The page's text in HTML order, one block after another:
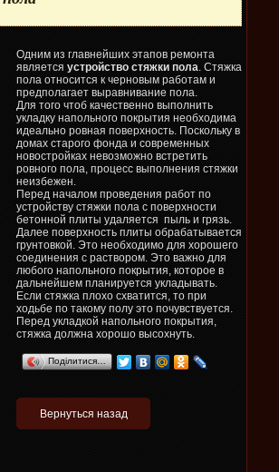
Одним из главнейших этапов ремонта
является устройство стяжки пола. Стяжка
пола относится к черновым работам и
предполагает выравнивание пола.
Для того чтоб качественно выполнить
укладку напольного покрытия необходима
идеально ровная поверхность. Поскольку в
домах старого фонда и современных
новостройках невозможно встретить
ровного пола, процесс выполнения стяжки
неизбежен.
Перед началом проведения работ по
устройству стяжки пола с поверхности
бетонной плиты удаляется пыль и грязь.
Далее поверхность плиты обрабатывается
грунтовкой. Это необходимо для хорошего
соединения с раствором. Это важно для
любого напольного покрытия, которое в
дальнейшем планируется укладывать.
Если стяжка плохо схватится, то при
ходьбе по такому полу это почувствуется.
Перед укладкой напольного покрытия,
стяжка должна хорошо высохнуть.
Поділитися…